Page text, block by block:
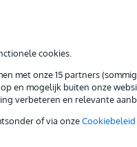
cookies.
met onze 15 partners
en mogelijk buiten onze
verbeteren en relevante
of via onzeCookiebeleid